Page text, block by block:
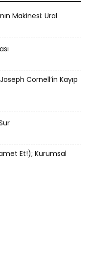
Makinesi: Ural
Cornell’in Kayıp
Et!); Kurumsal